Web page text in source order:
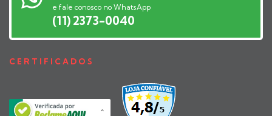
e fale conosco no WhatsApp
(11) 2373-0040
CERTIFICADOS